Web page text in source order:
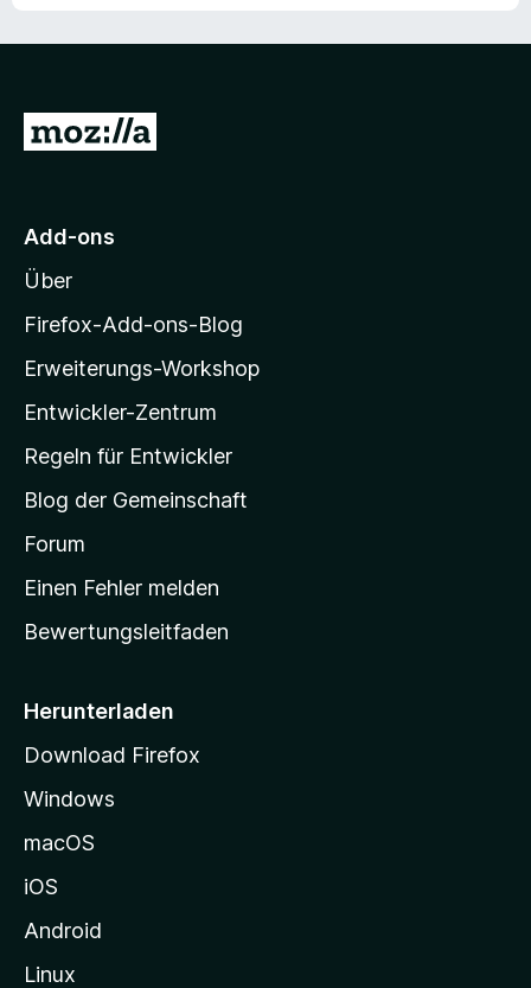
Z
M
z
i
l
a
-
t
a
r
s
i
e
g
e
n
Add-ons
Über
Firefox-Add-ons-Blog
Erweiterungs-Workshop
Entwickler-Zentrum
Regeln für Entwickler
Blog der Gemeinschaft
Forum
Einen Fehler melden
Bewertungsleitfaden
Herunterladen
Download Firefox
Windows
macOS
iOS
Android
Linux